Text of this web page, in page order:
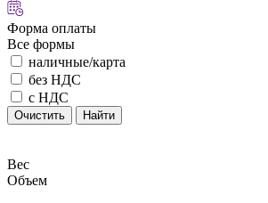
Форма оплаты
Все формы
наличные/карта
без НДС
с НДС
Очистить Найти
Вес
Объем